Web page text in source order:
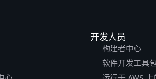
开发人员
构建者中心
软件开发工具